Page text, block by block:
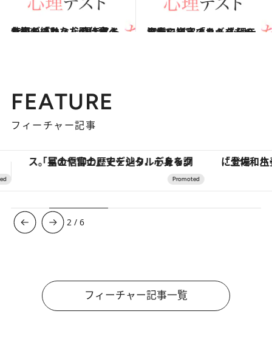
2015.1.17
仕事が終わった時に食べたいものは？ 心理テストで知る「あなたの仕事ぶり」
占い 2014.12.27
深夜に自宅のカギをなくしたらどうする？ 心理テストで知る「リーダーの資質」
占い
FEATURE
フィーチャー記事
「土佐和ハーブかき氷」がOMO7高知に登場！生姜、山椒、大葉など目にも舌にも涼を呼ぶ郷土の味 【銀座で出合う最旬美容】美髪ケアや上質
3 /6
フィーチャー記事一覧